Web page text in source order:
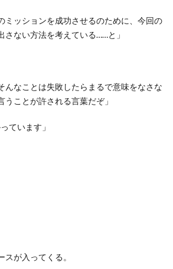
ミッションを成功させるのために、今回の
さない方法を考えている……と」
んなことは失敗したらまるで意味をなさな
ことが許される言葉だぞ」
ています」
スが入ってくる。